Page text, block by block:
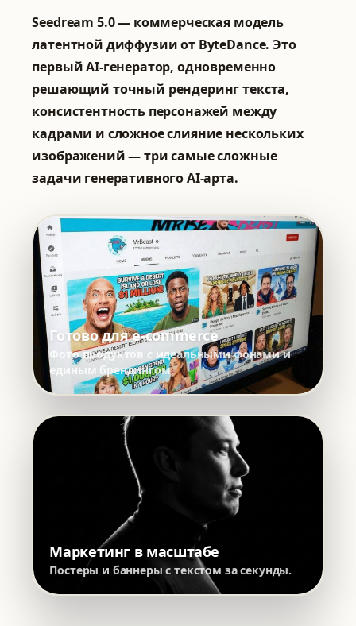
Seedream 5.0 — коммерческая модель
латентной диффузии от ByteDance. Это
первый AI-генератор, одновременно
решающий точный рендеринг текста,
консистентность персонажей между
кадрами и сложное слияние нескольких
изображений — три самые сложные
задачи генеративного AI-арта.
Готово для e-commerce
Фото продуктов с идеальными фонами и
единым брендингом.
Маркетинг в масштабе
Постеры и баннеры с текстом за секунды.